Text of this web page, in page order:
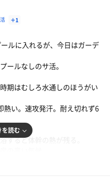
なりそう。
ワーをした。
難儀。
とのい椅子があり、浴室より
ベター。扇風機の風を浴びて
ら、サウナを短めにセット消
6～7分くらいで。
でも冷えない。
肉体的な疲労も残る。
ウナからでもキマる。
セット。
の上下動が激しい。
覚。
ったら小銭がなかった。
ーメン屋のお冷でようやく水
＋1
ルに入れるが、今日はガーデ
ールなしのサ活。
期はむしろ水通しのほうがい
熱い。速攻発汗。耐え切れず6
すると体幹の熱が残る。
だったが、そんなわけない。
を読む